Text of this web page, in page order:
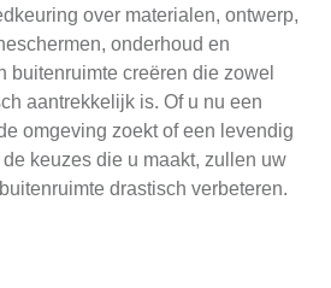
over materialen, ontwerp,
onderhoud en
buitenruimte creëren die zowel
aantrekkelijk is. Of u nu een
omgeving zoekt of een levendig
keuzes die u maakt, zullen uw
drastisch verbeteren.